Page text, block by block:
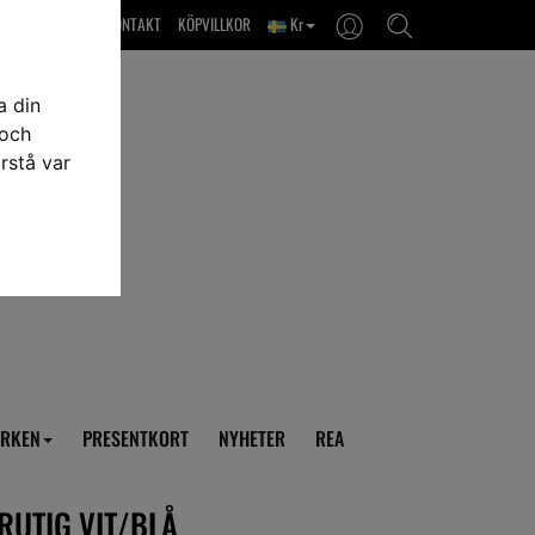
din
var
Kr
KÖPVILLKOR
OM OSS & KONTAKT
PRESENTKORT NYHETER REA
VIT/BLÅ